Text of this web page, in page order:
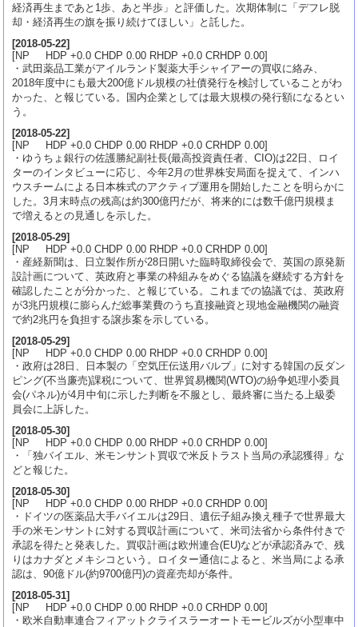
経済再生まであと1歩、あと半歩」と評価した。次期体制に「デフレ脱
却・経済再生の旗を振り続けてほしい」と託した。
[2018-05-22]
[NP HDP +0.0 CHDP 0.00 RHDP +0.0 CRHDP 0.00]
・武田薬品工業がアイルランド製薬大手シャイアーの買収に絡み、
2018年度中にも最大200億ドル規模の社債発行を検討していることがわ
かった、と報じている。国内企業としては最大規模の発行額になるとい
う。
[2018-05-22]
[NP HDP +0.0 CHDP 0.00 RHDP +0.0 CRHDP 0.00]
・ゆうちょ銀行の佐護勝紀副社長(最高投資責任者、CIO)は22日、ロイ
ターのインタビューに応じ、今年2月の世界株安局面を捉えて、インハ
ウスチームによる日本株式のアクティブ運用を開始したことを明らかに
した。3月末時点の残高は約300億円だが、将来的には数千億円規模ま
で増えるとの見通しを示した。
[2018-05-29]
[NP HDP +0.0 CHDP 0.00 RHDP +0.0 CRHDP 0.00]
・産経新聞は、日立製作所が28日開いた臨時取締役会で、英国の原発新
設計画について、英政府と事業の枠組みをめぐる協議を継続する方針を
確認したことが分かった、と報じている。これまでの協議では、英政府
が3兆円規模に膨らんだ総事業費のうち直接融資と現地金融機関の融資
で約2兆円を負担する譲歩案を示している。
[2018-05-29]
[NP HDP +0.0 CHDP 0.00 RHDP +0.0 CRHDP 0.00]
・政府は28日、日本製の「空気圧伝送用バルブ」に対する韓国の反ダン
ピング(不当廉売)課税について、世界貿易機関(WTO)の紛争処理小委員
会(パネル)が4月中旬に示した判断を不服とし、最終審に当たる上級委
員会に上訴した。
[2018-05-30]
[NP HDP +0.0 CHDP 0.00 RHDP +0.0 CRHDP 0.00]
・「独バイエル、米モンサント買収で米反トラスト当局の承認獲得」な
どと報じた。
[2018-05-30]
[NP HDP +0.0 CHDP 0.00 RHDP +0.0 CRHDP 0.00]
・ドイツの医薬品大手バイエルは29日、遺伝子組み換え種子で世界最大
手の米モンサントに対する買収計画について、米司法省から条件付きで
承認を得たと発表した。買収計画は欧州連合(EU)などが承認済みで、残
りはカナダとメキシコという。ロイター通信によると、米当局による承
認は、90億ドル(約9700億円)の資産売却が条件。
[2018-05-31]
[NP HDP +0.0 CHDP 0.00 RHDP +0.0 CRHDP 0.00]
・欧米自動車連合フィアットクライスラーオートモービルズが小型車中